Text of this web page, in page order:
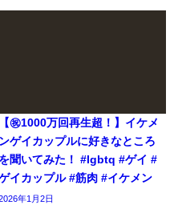
【㊗️1000万回再生超！】イケメ
ンゲイカップルに好きなところ
を聞いてみた！ #lgbtq #ゲイ #
イカップル #筋肉 #イケメン
年1月2日